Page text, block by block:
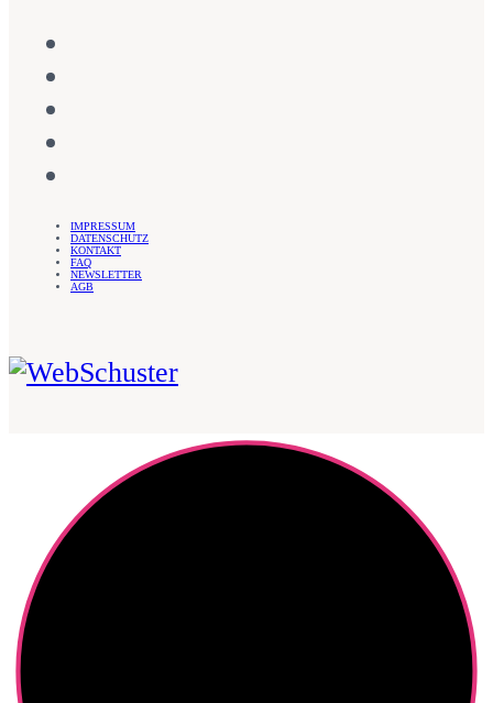
IMPRESSUM
DATENSCHUTZ
KONTAKT
FAQ
NEWSLETTER
AGB
WebSchuster – Sandra Schuster
Webdesign für Unternehmerinnen
– Sandra Schuster